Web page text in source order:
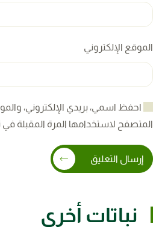
الموقع الإلكتروني
احفظ اسمي، بريدي الإلكتروني،
المتصفح لاستخدامها المرة المقبلة في
إرسال التعليق
نباتات أخرى